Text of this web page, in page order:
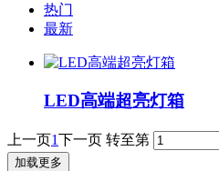
热门
最新
LED高端超亮灯箱
上一页1下一页 转至第
加载更多